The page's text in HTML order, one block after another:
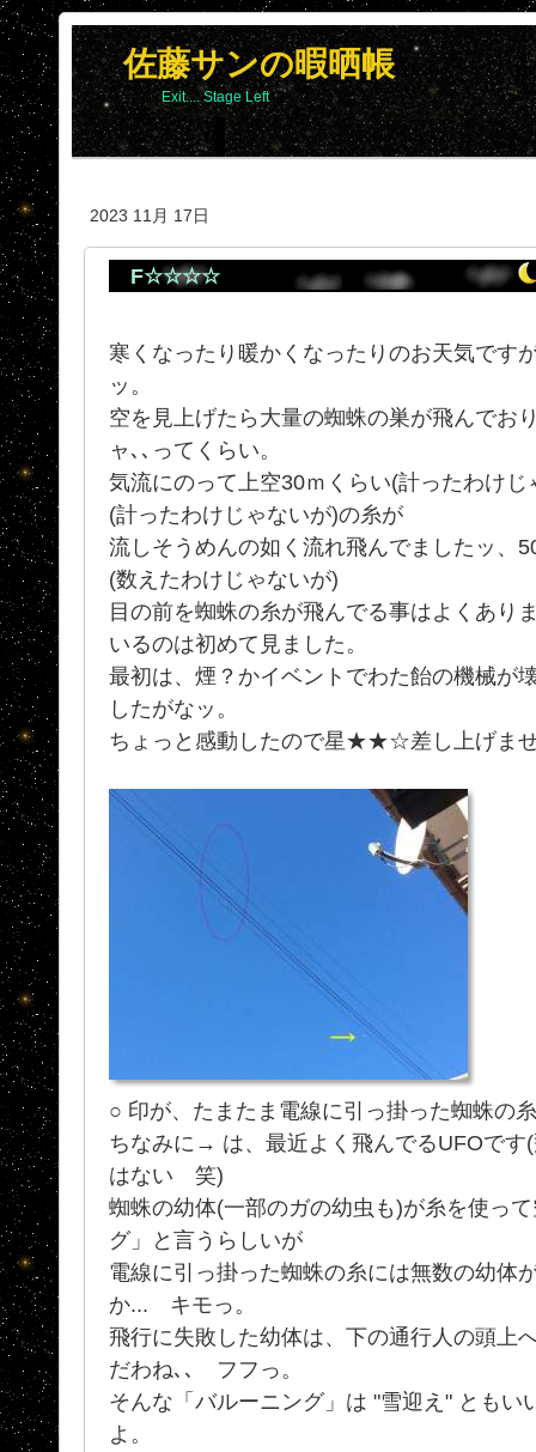
佐藤サンの暇晒帳
Exit.... Stage Left
2023 11月 17日
F☆☆☆☆
寒くなったり暖かくなったりのお天気です
ッ。
空を見上げたら大量の蜘蛛の巣が飛んで
ャ､､ってくらい。
気流にのって上空30ｍくらい(計ったわけ
(計ったわけじゃないが)の糸が
流しそうめんの如く流れ飛んでましたッ、
(数えたわけじゃないが)
目の前を蜘蛛の糸が飛んでる事はよくあり
いるのは初めて見ました。
最初は、煙？かイベントでわた飴の機械が
したがなッ。
ちょっと感動したので星★★☆差し上げま
○ 印が、たまたま電線に引っ掛った蜘蛛
ちなみに→ は、最近よく飛んでるUFOです
はない 笑)
蜘蛛の幼体(一部のガの幼虫も)が糸を使っ
グ」と言うらしいが
電線に引っ掛った蜘蛛の糸には無数の幼体
か... キモっ。
飛行に失敗した幼体は、下の通行人の頭上
だわね､､ フフっ。
そんな「バルーニング」は "雪迎え" ともい
よ。